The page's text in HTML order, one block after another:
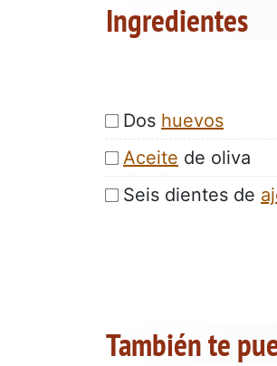
Ingredientes
Dos huevos
Aceite de oliva
Seis dientes de
También te